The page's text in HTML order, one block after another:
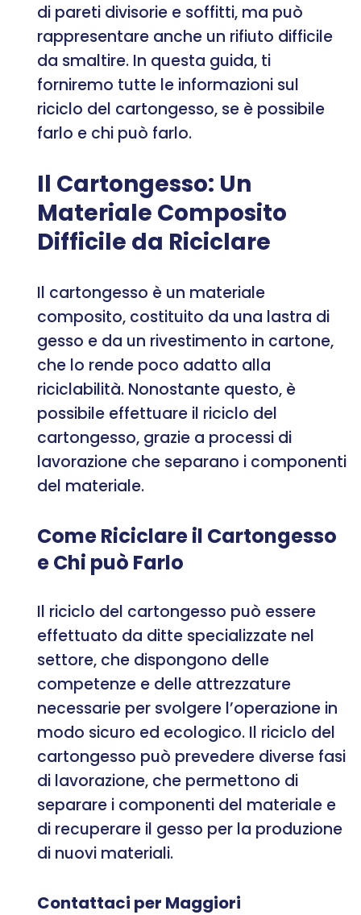
di pareti divisorie e soffitti, ma può
rappresentare anche un rifiuto difficile
da smaltire. In questa guida, ti
forniremo tutte le informazioni sul
riciclo del cartongesso, se è possibile
farlo e chi può farlo.
Il Cartongesso: Un
Materiale Composito
Difficile da Riciclare
Il cartongesso è un materiale
composito, costituito da una lastra di
gesso e da un rivestimento in cartone,
che lo rende poco adatto alla
riciclabilità. Nonostante questo, è
possibile effettuare il riciclo del
cartongesso, grazie a processi di
lavorazione che separano i componenti
del materiale.
Come Riciclare il Cartongesso
e Chi può Farlo
Il riciclo del cartongesso può essere
effettuato da ditte specializzate nel
settore, che dispongono delle
competenze e delle attrezzature
necessarie per svolgere l’operazione in
modo sicuro ed ecologico. Il riciclo del
cartongesso può prevedere diverse fasi
di lavorazione, che permettono di
separare i componenti del materiale e
di recuperare il gesso per la produzione
di nuovi materiali.
Contattaci per Maggiori